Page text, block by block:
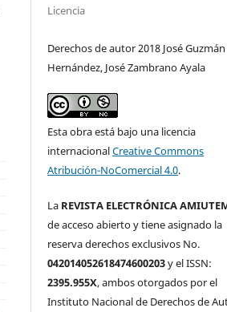
Licencia
Derechos de autor 2018 José Guzmán
Hernández, José Zambrano Ayala
Esta obra está bajo una licencia
internacionalCreative Commons
Atribución-NoComercial 4.0.
La REVISTA ELECTRÓNICA
de acceso abierto y tiene asignado la
reserva derechos exclusivos No.
042014052618474600203y el ISSN:
2395.955X, ambos otorgados por el
Instituto Nacional de Derechos de